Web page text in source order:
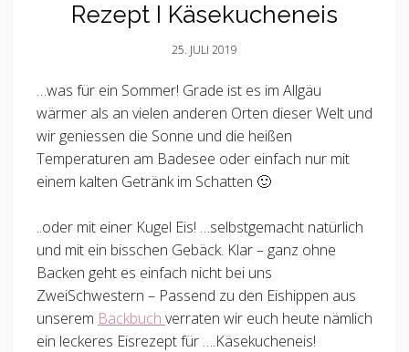
Rezept I Käsekucheneis
25. JULI 2019
…was für ein Sommer! Grade ist es im Allgäu
wärmer als an vielen anderen Orten dieser Welt und
wir geniessen die Sonne und die heißen
Temperaturen am Badesee oder einfach nur mit
einem kalten Getränk im Schatten 🙂
..oder mit einer Kugel Eis! …selbstgemacht natürlich
und mit ein bisschen Gebäck. Klar – ganz ohne
Backen geht es einfach nicht bei uns
ZweiSchwestern – Passend zu den Eishippen aus
unserem Backbuch verraten wir euch heute nämlich
ein leckeres Eisrezept für ….Käsekucheneis!